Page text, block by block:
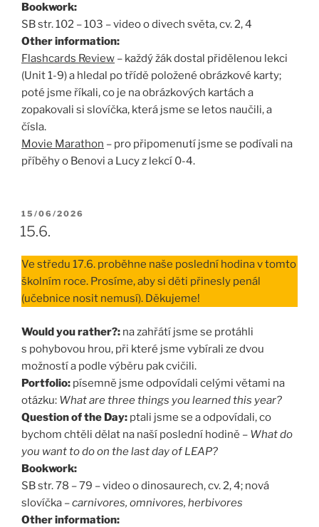
Bookwork:
SB str. 102 – 103 – video o divech světa, cv. 2, 4
Other information:
Flashcards Review – každý žák dostal přidělenou lekci
(Unit 1-9) a hledal po třídě položené obrázkové karty;
poté jsme říkali, co je na obrázkových kartách a
zopakovali si slovíčka, která jsme se letos naučili, a
čísla.
Movie Marathon – pro připomenutí jsme se podívali na
příběhy o Benovi a Lucy z lekcí 0-4.
PUBLIKOVÁNO
15/06/2026
15.6.
Ve středu 17.6. proběhne naše poslední hodina v tomto
školním roce. Prosíme, aby si děti přinesly penál
(učebnice nosit nemusí). Děkujeme!
Would you rather?: na zahřátí jsme se protáhli
s pohybovou hrou, při které jsme vybírali ze dvou
možností a podle výběru pak cvičili.
Portfolio: písemně jsme odpovídali celými větami na
otázku: What are three things you learned this year?
Question of the Day: ptali jsme se a odpovídali, co
bychom chtěli dělat na naší poslední hodině – What do
you want to do on the last day of LEAP?
Bookwork:
SB str. 78 – 79 – video o dinosaurech, cv. 2, 4; nová
slovíčka –carnivores, omnivores, herbivores
Other information: